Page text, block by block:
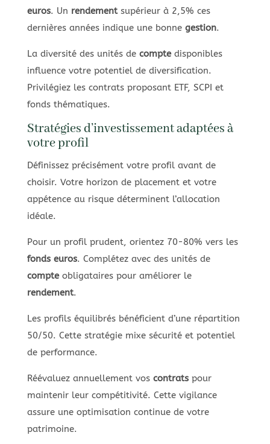
euros. Un rendementsupérieur à 2,5% ces
dernières années indique une bonne gestion.
La diversité des unités de comptedisponibles
influence votre potentiel de diversification.
Privilégiez les contrats proposant ETF, SCPI et
fonds thématiques.
Stratégies d’investissement adaptées à
votre profil
Définissez précisément votre profil avant de
choisir. Votre horizon de placement et votre
appétence au risque déterminent l’allocation
idéale.
Pour un profil prudent, orientez 70-80% vers les
fonds euros. Complétez avec des unités de
compteobligataires pour améliorer le
rendement.
Les profils équilibrés bénéficient d’une répartition
50/50. Cette stratégie mixe sécurité et potentiel
de performance.
Réévaluez annuellement vos contratspour
maintenir leur compétitivité. Cette vigilance
assure une optimisation continue de votre
patrimoine.